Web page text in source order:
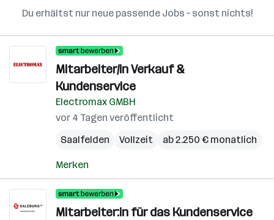
Du erhältst nur neue passende Jobs – sonst nichts!
Mitarbeiter/in Verkauf &
Kundenservice
Electromax GMBH
vor 4 Tagen veröffentlicht
Saalfelden
Vollzeit ab 2.250 € monatlich
Merken
Mitarbeiter:in für das Kundenservice